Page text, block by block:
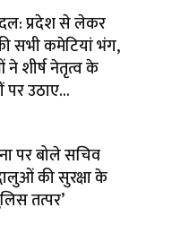
प्रदेश से लेकर
सभी कमेटियां भंग,
ने शीर्ष नेतृत्व के
पर उठाए...
पर बोले सचिव
की सुरक्षा के
तत्पर’